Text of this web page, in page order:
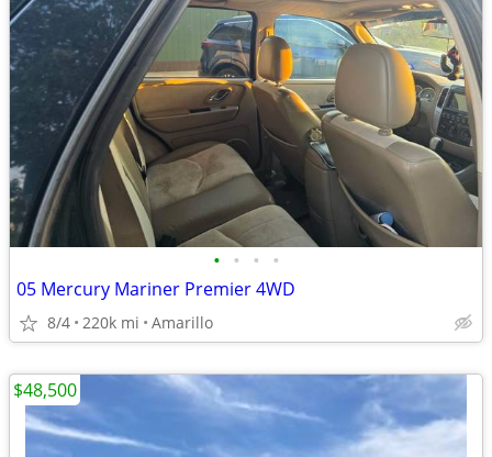
• • • •
05 Mercury Mariner Premier 4WD
8/4 220k mi Amarillo
$48,500